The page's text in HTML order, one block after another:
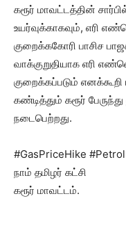
கரூர் மாவட்டத்தின்
உயர்வுக்காகவும், எரி
குறைக்ககோரி பாசிச
வாக்குறுதியாக எரி
குறைக்கப்படும்
கண்டித்தும் கரூர்
நடைபெற்றது.
#GasPriceHike
நாம் தமிழர் கட்சி
கரூர் மாவட்டம்.